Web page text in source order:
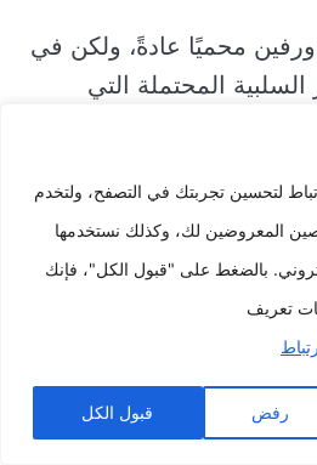
لتحسين تجربتك في التصفح، ولتخدم
المعروضين لك، وكذلك نستخدمها
بالضغط على "قبول الكل"، فإنك
تعريف
رفض قبول الكل
محميًا عادةً، ولكن في
المحتملة التي